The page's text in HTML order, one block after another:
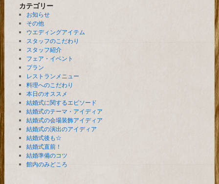
カテゴリー
お知らせ
その他
ウエディングアイテム
スタッフのこだわり
スタッフ紹介
フェア・イベント
プラン
レストランメニュー
料理へのこだわり
本日のオススメ
結婚式に関するエピソード
結婚式のテーマ・アイディア
結婚式の会場装飾アイディア
結婚式の演出のアイディア
結婚式後も☆
結婚式直前！
結婚準備のコツ
館内のみどころ